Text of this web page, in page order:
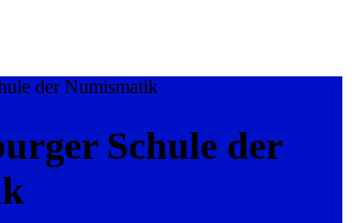
der Numismatik
Schule der